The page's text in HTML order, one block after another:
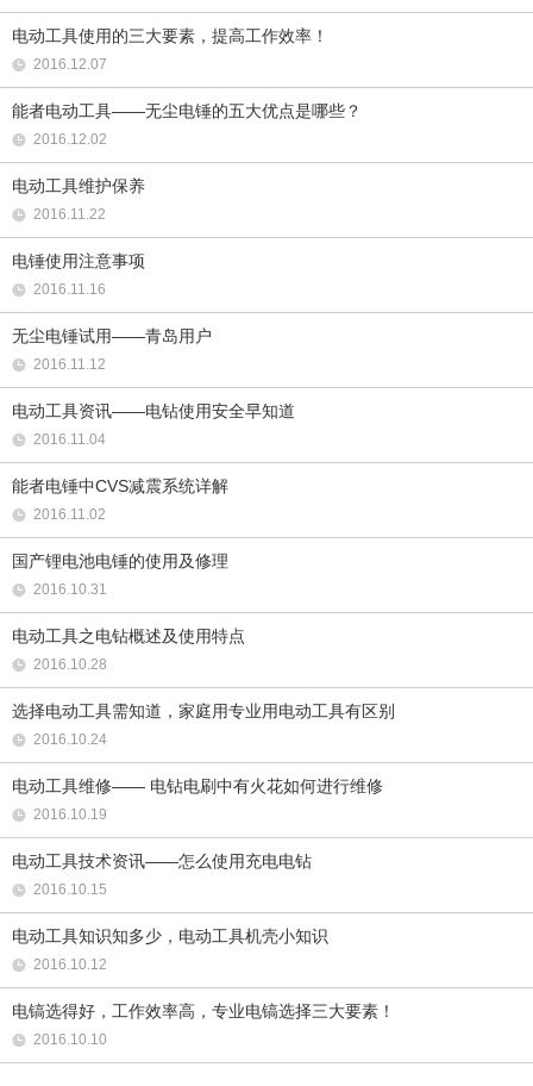
电动工具使用的三大要素，提高工作效率！
2016.12.07
能者电动工具——无尘电锤的五大优点是哪些？
2016.12.02
电动工具维护保养
2016.11.22
电锤使用注意事项
2016.11.16
无尘电锤试用——青岛用户
2016.11.12
电动工具资讯——电钻使用安全早知道
2016.11.04
能者电锤中CVS减震系统详解
2016.11.02
国产锂电池电锤的使用及修理
2016.10.31
电动工具之电钻概述及使用特点
2016.10.28
选择电动工具需知道，家庭用专业用电动工具有区别
2016.10.24
电动工具维修—— 电钻电刷中有火花如何进行维修
2016.10.19
电动工具技术资讯——怎么使用充电电钻
2016.10.15
电动工具知识知多少，电动工具机壳小知识
2016.10.12
电镐选得好，工作效率高，专业电镐选择三大要素！
2016.10.10